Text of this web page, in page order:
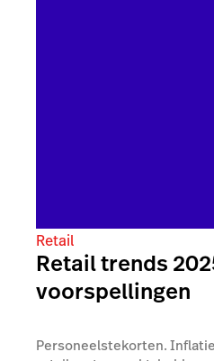
Retail
Retail trends
voorspellingen
Personeelstekorten.